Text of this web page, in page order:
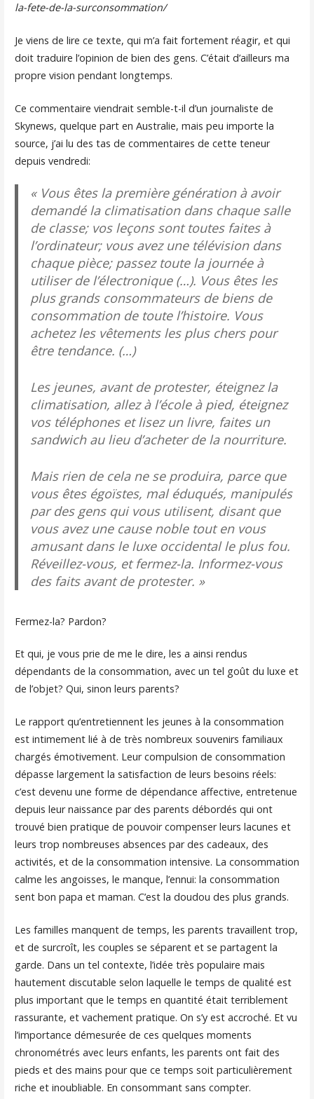
la-fete-de-la-surconsommation/
Je viens de lire ce texte, qui m’a fait fortement réagir, et qui
doit traduire l’opinion de bien des gens. C’était d’ailleurs ma
propre vision pendant longtemps.
Ce commentaire viendrait semble-t-il d’un journaliste de
Skynews, quelque part en Australie, mais peu importe la
source, j’ai lu des tas de commentaires de cette teneur
depuis vendredi:
« Vous êtes la première génération à avoir
demandé la climatisation dans chaque salle
de classe; vos leçons sont toutes faites à
l’ordinateur; vous avez une télévision dans
chaque pièce; passez toute la journée à
utiliser de l’électronique (…). Vous êtes les
plus grands consommateurs de biens de
consommation de toute l’histoire. Vous
achetez les vêtements les plus chers pour
être tendance. (…)
Les jeunes, avant de protester, éteignez la
climatisation, allez à l’école à pied, éteignez
vos téléphones et lisez un livre, faites un
sandwich au lieu d’acheter de la nourriture.
Mais rien de cela ne se produira, parce que
vous êtes égoïstes, mal éduqués, manipulés
par des gens qui vous utilisent, disant que
vous avez une cause noble tout en vous
amusant dans le luxe occidental le plus fou.
Réveillez-vous, et fermez-la. Informez-vous
des faits avant de protester. »
Fermez-la? Pardon?
Et qui, je vous prie de me le dire, les a ainsi rendus
dépendants de la consommation, avec un tel goût du luxe et
de l’objet? Qui, sinon leurs parents?
Le rapport qu’entretiennent les jeunes à la consommation
est intimement lié à de très nombreux souvenirs familiaux
chargés émotivement. Leur compulsion de consommation
dépasse largement la satisfaction de leurs besoins réels:
c’est devenu une forme de dépendance affective, entretenue
depuis leur naissance par des parents débordés qui ont
trouvé bien pratique de pouvoir compenser leurs lacunes et
leurs trop nombreuses absences par des cadeaux, des
activités, et de la consommation intensive. La consommation
calme les angoisses, le manque, l’ennui: la consommation
sent bon papa et maman. C’est la doudou des plus grands.
Les familles manquent de temps, les parents travaillent trop,
et de surcroît, les couples se séparent et se partagent la
garde. Dans un tel contexte, l’idée très populaire mais
hautement discutable selon laquelle le temps de qualité est
plus important que le temps en quantité était terriblement
rassurante, et vachement pratique. On s’y est accroché. Et vu
l’importance démesurée de ces quelques moments
chronométrés avec leurs enfants, les parents ont fait des
pieds et des mains pour que ce temps soit particulièrement
riche et inoubliable. En consommant sans compter.